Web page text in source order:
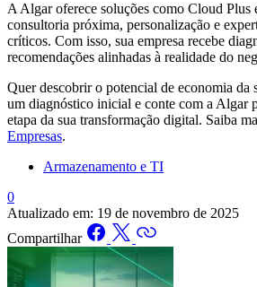
A Algar oferece soluções como Cloud
consultoria próxima, personalização e
críticos. Com isso, sua empresa recebe
recomendações alinhadas à realidade do
Quer descobrir o potencial de economia da
um diagnóstico inicial e conte com a Algar
etapa da sua transformação digital. Saiba
Empresas.
Armazenamento e TI
0
Atualizado em: 19 de novembro de 2025
Compartilhar